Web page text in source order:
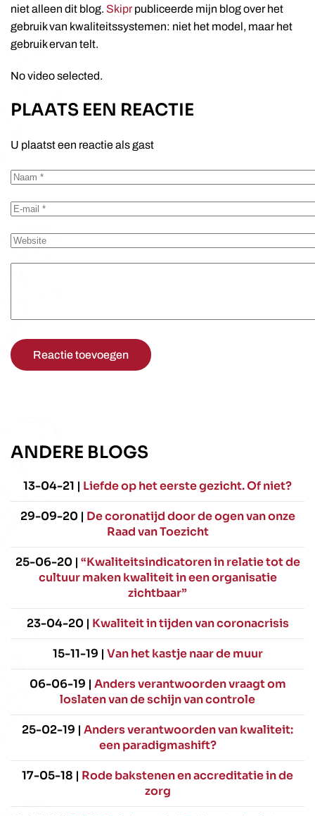
niet alleen dit blog. Skiprpubliceerde mijn blog over het
gebruik van kwaliteitssystemen: niet het model, maar het
gebruik ervan telt.
No video selected.
PLAATS EEN REACTIE
U plaatst een reactie als gast
Reactie toevoegen
ANDERE BLOGS
13-04-21 | Liefde op het eerste gezicht. Of niet?
29-09-20 | De coronatijd door de ogen van onze
Raad van Toezicht
25-06-20 | “Kwaliteitsindicatoren in relatie tot de
cultuur maken kwaliteit in een organisatie
zichtbaar”
23-04-20 | Kwaliteit in tijden van coronacrisis
15-11-19 | Van het kastje naar de muur
06-06-19 | Anders verantwoorden vraagt om
loslaten van de schijn van controle
25-02-19 | Anders verantwoorden van kwaliteit:
een paradigmashift?
17-05-18 | Rode bakstenen en accreditatie in de
zorg